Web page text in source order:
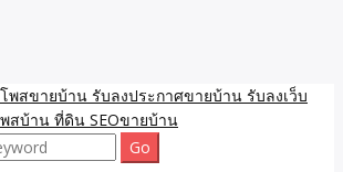
ลงเว็บขายบ้าน รับโพสบ้าน รับลงประกาศขาย